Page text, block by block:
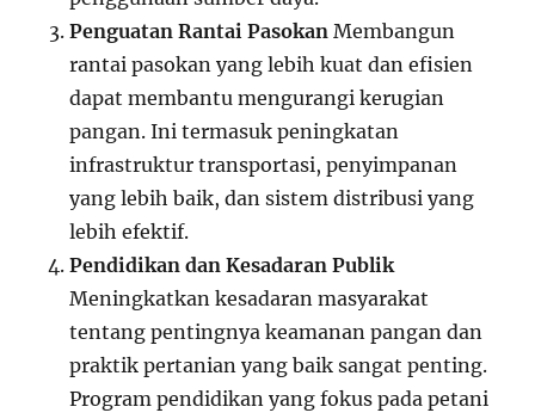
Penguatan Rantai Pasokan Membangun
rantai pasokan yang lebih kuat dan efisien
dapat membantu mengurangi kerugian
pangan. Ini termasuk peningkatan
infrastruktur transportasi, penyimpanan
yang lebih baik, dan sistem distribusi yang
lebih efektif.
Pendidikan dan Kesadaran Publik
Meningkatkan kesadaran masyarakat
tentang pentingnya keamanan pangan dan
praktik pertanian yang baik sangat penting.
Program pendidikan yang fokus pada petani